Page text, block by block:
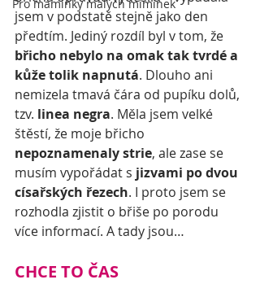
Pro maminky malých miminek
jsem v podstatě stejně jako den
předtím. Jediný rozdíl byl v tom, že
břicho nebylo na omak tak tvrdé a
kůže tolik napnutá. Dlouho ani
nemizela tmavá čára od pupíku dolů,
tzv. linea negra. Měla jsem velké
štěstí, že moje břicho
nepoznamenaly strie, ale zase se
musím vypořádat s jizvami po dvou
císařských řezech. I proto jsem se
rozhodla zjistit o břiše po porodu
více informací. A tady jsou…
CHCE TO ČAS